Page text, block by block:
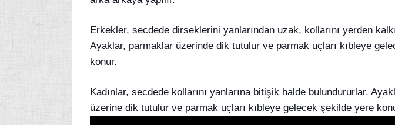
Erkekler, secdede dirseklerini yanlarından uzak, kollarını yerden
Ayaklar, parmaklar üzerinde dik tutulur ve parmak uçları kıbleye
konur.
Kadınlar, secdede kollarını yanlarına bitişik halde bulundururlar.
üzerine dik tutulur ve parmak uçları kıbleye gelecek şekilde yere